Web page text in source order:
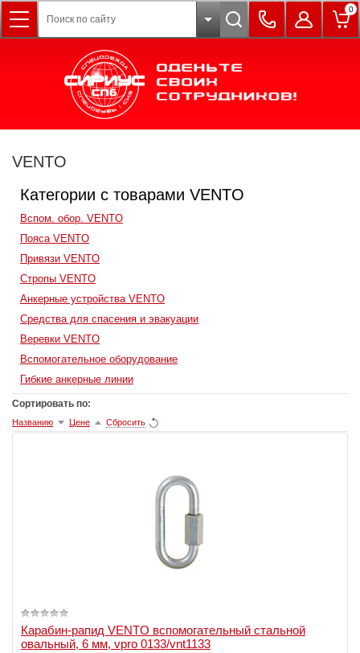
0
VENTO
Категории с товарами VENTO
Вспом. обор. VENTO
Пояса VENTO
Привязи VENTO
Стропы VENTO
Анкерные устройства VENTO
Средства для спасения и эвакуации
Веревки VENTO
Вспомогательное оборудование
Гибкие анкерные линии
Сортировать по:
Названию Цене Сбросить
Карабин-рапид VENTO вспомогательный стальной
овальный, 6 мм, vpro 0133/vnt1133